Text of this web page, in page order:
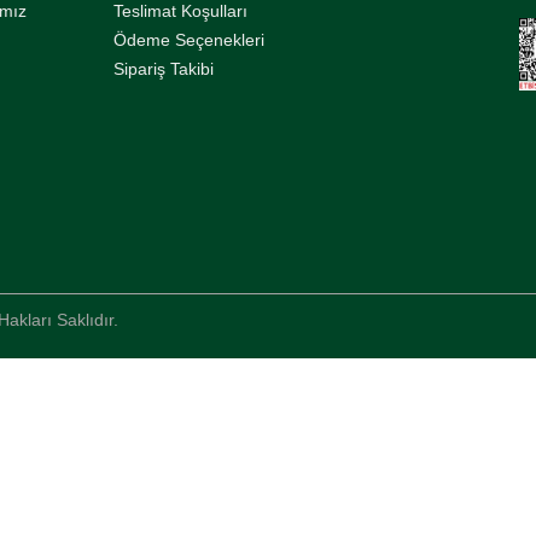
Teslimat Koşulları
Ödeme Seçenekleri
Sipariş Takibi
Saklıdır.